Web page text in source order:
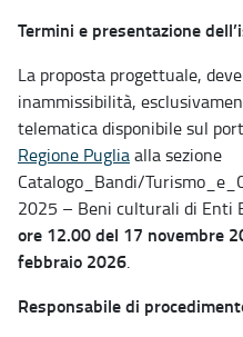
Termini e presentazione
La proposta progettuale,
inammissibilità,
telematica disponibile sul
Regione Pugliaalla sezione
Catalogo_Bandi/
2025 – Beni culturali di Enti
ore 12.00 del 17 novembre
febbraio 2026.
Responsabile di